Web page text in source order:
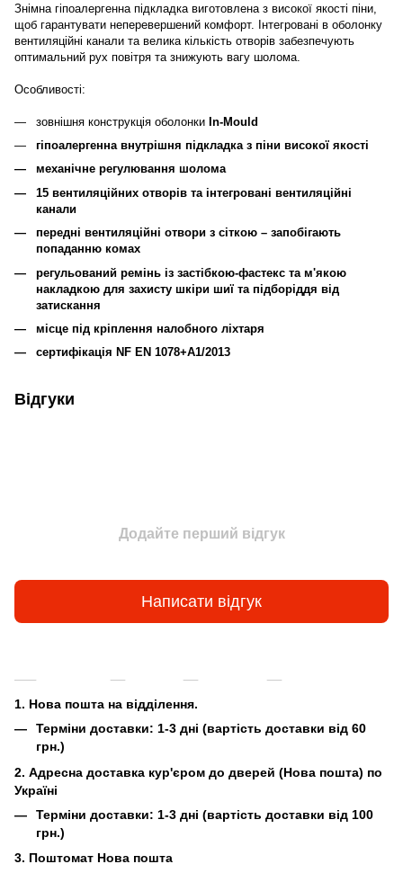
Знімна гіпоалергенна підкладка виготовлена з високої якості піни,
щоб гарантувати неперевершений комфорт. Інтегровані в оболонку
вентиляційні канали та велика кількість отворів забезпечують
оптимальний рух повітря та знижують вагу шолома.
Особливості:
зовнішня конструкція оболонки In-Mould
гіпоалергенна внутрішня підкладка з піни високої якості
механічне регулювання шолома
15 вентиляційних отворів та інтегровані вентиляційні
канали
передні вентиляційні отвори з сіткою – запобігають
попаданню комах
регульований ремінь із застібкою-фастекс та м'якою
накладкою для захисту шкіри шиї та підборіддя від
затискання
місце під кріплення налобного ліхтаря
сертифікація NF EN 1078+A1/2013
Відгуки
Додайте перший відгук
Написати відгук
1. Нова пошта на відділення.
Терміни доставки: 1-3 дні (вартість доставки від 60
грн.)
2. Адресна доставка кур'єром до дверей (Нова пошта) по
Україні
Терміни доставки: 1-3 дні (вартість доставки від 100
грн.)
3. Поштомат Нова пошта